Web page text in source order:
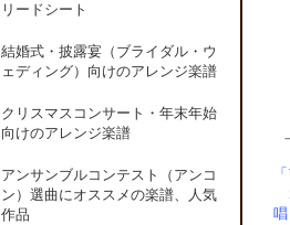
リードシート
結婚式・披露宴（ブライダル・ウ
ェディング）向けのアレンジ楽譜
クリスマスコンサート・年末年始
向けのアレンジ楽譜
アンサンブルコンテスト（アンコ
ン）選曲にオススメの楽譜、人気
作品